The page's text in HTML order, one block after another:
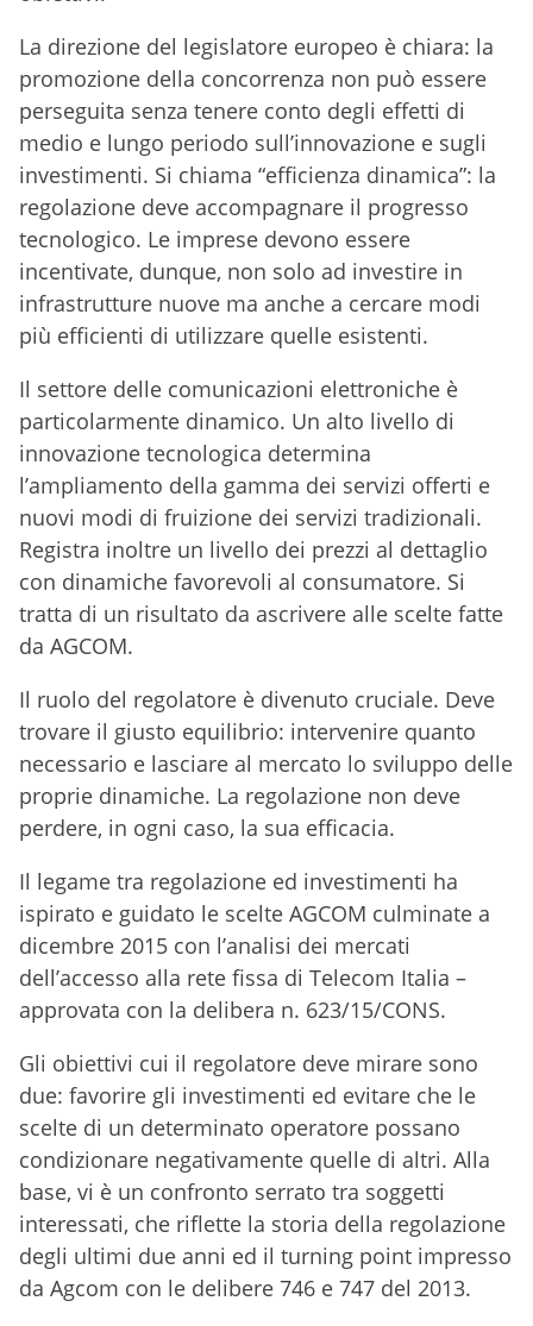
La direzione del legislatore europeo è chiara: la
promozione della concorrenza non può essere
perseguita senza tenere conto degli effetti di
medio e lungo periodo sull’innovazione e sugli
investimenti. Si chiama “efficienza dinamica”: la
regolazione deve accompagnare il progresso
tecnologico. Le imprese devono essere
incentivate, dunque, non solo ad investire in
infrastrutture nuove ma anche a cercare modi
più efficienti di utilizzare quelle esistenti.
Il settore delle comunicazioni elettroniche è
particolarmente dinamico. Un alto livello di
innovazione tecnologica determina
l’ampliamento della gamma dei servizi offerti e
nuovi modi di fruizione dei servizi tradizionali.
Registra inoltre un livello dei prezzi al dettaglio
con dinamiche favorevoli al consumatore. Si
tratta di un risultato da ascrivere alle scelte fatte
da AGCOM.
Il ruolo del regolatore è divenuto cruciale. Deve
trovare il giusto equilibrio: intervenire quanto
necessario e lasciare al mercato lo sviluppo delle
proprie dinamiche. La regolazione non deve
perdere, in ogni caso, la sua efficacia.
Il legame tra regolazione ed investimenti ha
ispirato e guidato le scelte AGCOM culminate a
dicembre 2015 con l’analisi dei mercati
dell’accesso alla rete fissa di Telecom Italia –
approvata con la delibera n. 623/15/CONS.
Gli obiettivi cui il regolatore deve mirare sono
due: favorire gli investimenti ed evitare che le
scelte di un determinato operatore possano
condizionare negativamente quelle di altri. Alla
base, vi è un confronto serrato tra soggetti
interessati, che riflette la storia della regolazione
degli ultimi due anni ed il turning point impresso
da Agcom con le delibere 746 e 747 del 2013.